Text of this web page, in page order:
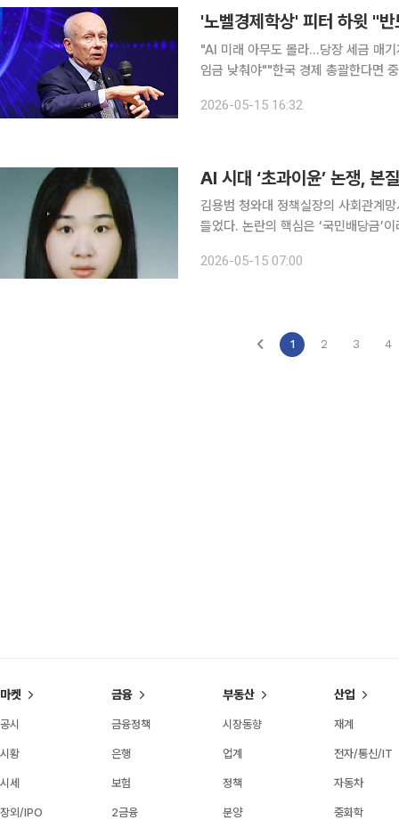
'노벨경제학상' 피터 하윗 "
"AI 미래 아무도 몰라…당장 세금 매
임금 낮춰야""한국 경제 총괄한다면 중기·스타트업
당금' 등의 명목으로 환원해야 한다는
2026-05-15 16:32
AI 시대 ‘초과이윤’ 논쟁, 본
김용범 청와대 정책실장의 사회관계
들었다. 논란의 핵심은 ‘국민배당금’
가 5% 넘게 급락하자 시장의 불안감
2026-05-15 07:00
1 2 3 4
마켓
공시
시황
시세
장외/IPO
금융
금융정책
은행
보험
2금융
부동산
시장동향
업계
정책
분양
산업
재계
전자/통신/IT
자동차
중화학